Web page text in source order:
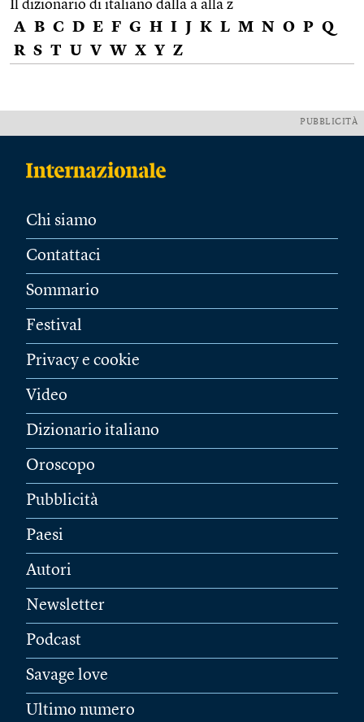
Il dizionario di italiano dalla a alla z
A B C D E F G H I J K L M N O P Q
R S T U V W X Y Z
PUBBLICITÀ
Chi siamo
Contattaci
Sommario
Festival
Privacy e cookie
Video
Dizionario italiano
Oroscopo
Pubblicità
Paesi
Autori
Newsletter
Podcast
Savage love
Ultimo numero